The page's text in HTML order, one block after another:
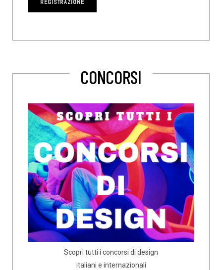
CONCORSI
Scopri tutti i concorsi di design
italiani e internazionali